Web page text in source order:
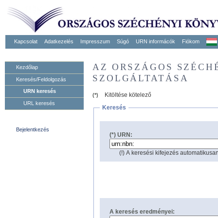
Kapcsolat Adatkezelés Impresszum Súgó URN informácók Fiókom
Kezdőlap
Keresés/Feldolgozás
URN keresés
URL keresés
Bejelentkezés
AZ ORSZÁGOS
SZOLGÁLTATÁSA
(*)
Kitöltése kötelező
Keresés
(*) URN:
(!) A keresési kifejezés
A keresés eredményei: